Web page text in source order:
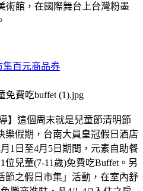
術館，在國際舞台上台灣粉墨
集百元商品券
】這個周末就是兒童節清明節
樂假期，台南大員皇冠假日酒店
1日至4月5日期間，元素自助餐
兒童(7-11歲)免費吃Buffet。另
節之假日市集」活動，在室內舒